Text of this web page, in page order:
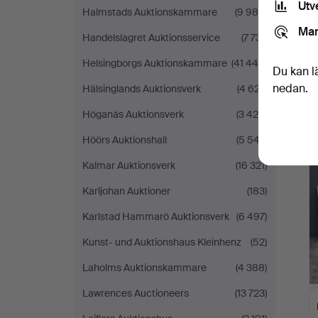
Halmstads Auktionskammare
(9 989)
Handelslagret Auktionsservice
(7 731)
Helsingborgs Auktionskammare (41 440)
Hälsinglands Auktionsverk
(4 627)
Höganäs Auktionsverk
(3 425)
Höörs Auktionshall
(5 547)
Kalmar Auktionsverk
(16 321)
Karljohan Auktioner
(183)
Karlstad Hammarö Auktionsverk (6 497)
Kunst- und Auktionshaus Kleinhenz
(52)
Laholms Auktionskammare
(4 388)
Lawrences Auctioneers
(13 723)
Du kan
nedan.